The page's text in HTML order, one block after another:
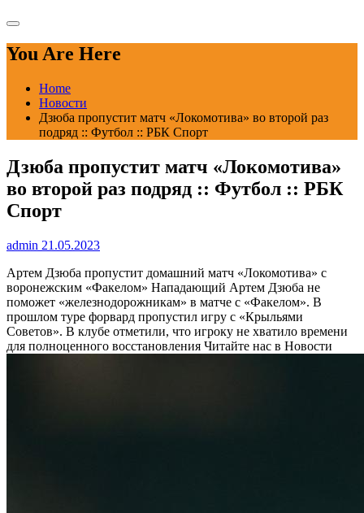
You Are Here
Home
Новости
Дзюба пропустит матч «Локомотива» во второй раз
подряд :: Футбол :: РБК Спорт
Дзюба пропустит матч «Локомотива»
во второй раз подряд :: Футбол :: РБК
Спорт
admin 21.05.2023
Артем Дзюба пропустит домашний матч «Локомотива» с
воронежским «Факелом» Нападающий Артем Дзюба не
поможет «железнодорожникам» в матче с «Факелом». В
прошлом туре форвард пропустил игру с «Крыльями
Советов». В клубе отметили, что игроку не хватило времени
для полноценного восстановления Читайте нас в Новости